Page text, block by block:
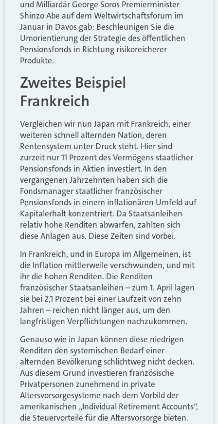
und Milliardär George Soros Premierminister
Shinzo Abe auf dem Weltwirtschaftsforum im
Januar in Davos gab: Beschleunigen Sie die
Umorientierung der Strategie des öffentlichen
Pensionsfonds in Richtung risikoreicherer
Produkte.
Zweites Beispiel
Frankreich
Vergleichen wir nun Japan mit Frankreich, einer
weiteren schnell alternden Nation, deren
Rentensystem unter Druck steht. Hier sind
zurzeit nur 11 Prozent des Vermögens staatlicher
Pensionsfonds in Aktien investiert. In den
vergangenen Jahrzehnten haben sich die
Fondsmanager staatlicher französischer
Pensionsfonds in einem inflationären Umfeld auf
Kapitalerhalt konzentriert. Da Staatsanleihen
relativ hohe Renditen abwarfen, zahlten sich
diese Anlagen aus. Diese Zeiten sind vorbei.
In Frankreich, und in Europa im Allgemeinen, ist
die Inflation mittlerweile verschwunden, und mit
ihr die hohen Renditen. Die Renditen
französischer Staatsanleihen – zum 1. April lagen
sie bei 2,1 Prozent bei einer Laufzeit von zehn
Jahren – reichen nicht länger aus, um den
langfristigen Verpflichtungen nachzukommen.
Genauso wie in Japan können diese niedrigen
Renditen den systemischen Bedarf einer
alternden Bevölkerung schlichtweg nicht decken.
Aus diesem Grund investieren französische
Privatpersonen zunehmend in private
Altersvorsorgesysteme nach dem Vorbild der
amerikanischen „Individual Retirement Accounts“,
die Steuervorteile für die Altersvorsorge bieten.